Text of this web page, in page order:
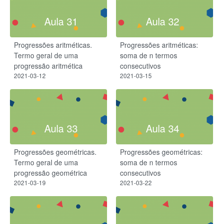
Aula 31
Progressões aritméticas.
Termo geral de uma
progressão aritmética
2021-03-12
Aula 32
Progressões aritméticas:
soma de n termos
consecutivos
2021-03-15
Aula 33
Progressões geométricas.
Termo geral de uma
progressão geométrica
2021-03-19
Aula 34
Progressões geométricas:
soma de n termos
consecutivos
2021-03-22